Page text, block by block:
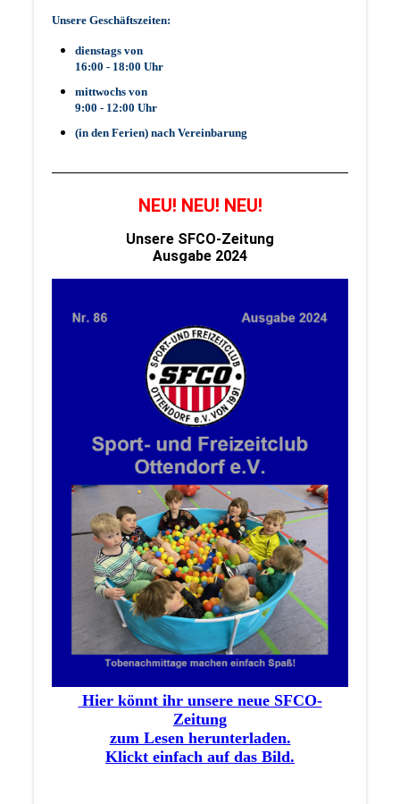
Unsere Geschäftszeiten:
dienstags von
16:00 - 18:00 Uhr
mittwochs von
9:00 - 12:00 Uhr
(in den Ferien) nach Vereinbarung
NEU! NEU! NEU!
Unsere SFCO-Zeitung
Ausgabe 2024
Hier könnt ihr unsere neue SFCO-
Zeitung
zum Lesen herunterladen.
Klickt einfach auf das Bild.